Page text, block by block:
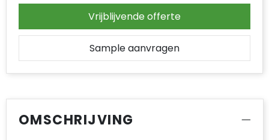
Vrijblijvende offerte
Sample aanvragen
OMSCHRIJVING